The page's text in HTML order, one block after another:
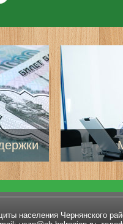
населения Чернянского